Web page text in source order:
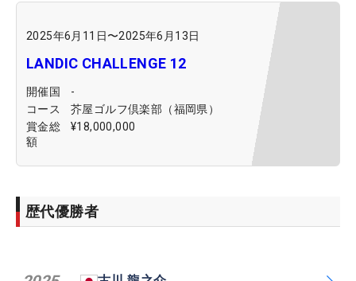
2025年6月11日〜2025年6月13日
LANDIC CHALLENGE 12
開催国
-
コース
芥屋ゴルフ倶楽部（福岡県）
賞金総
額
¥18,000,000
歴代優勝者